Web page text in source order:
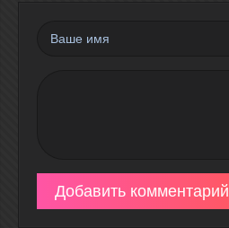
Добавить комментарий